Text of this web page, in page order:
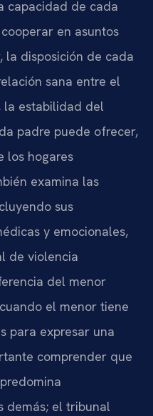
capacidad de cada
en asuntos
la disposición de cada
sana entre el
la estabilidad del
padre puede ofrecer,
los hogares
examina las
sus
y emocionales,
de violencia
del menor
el menor tiene
para expresar una
comprender que
demás; el tribunal